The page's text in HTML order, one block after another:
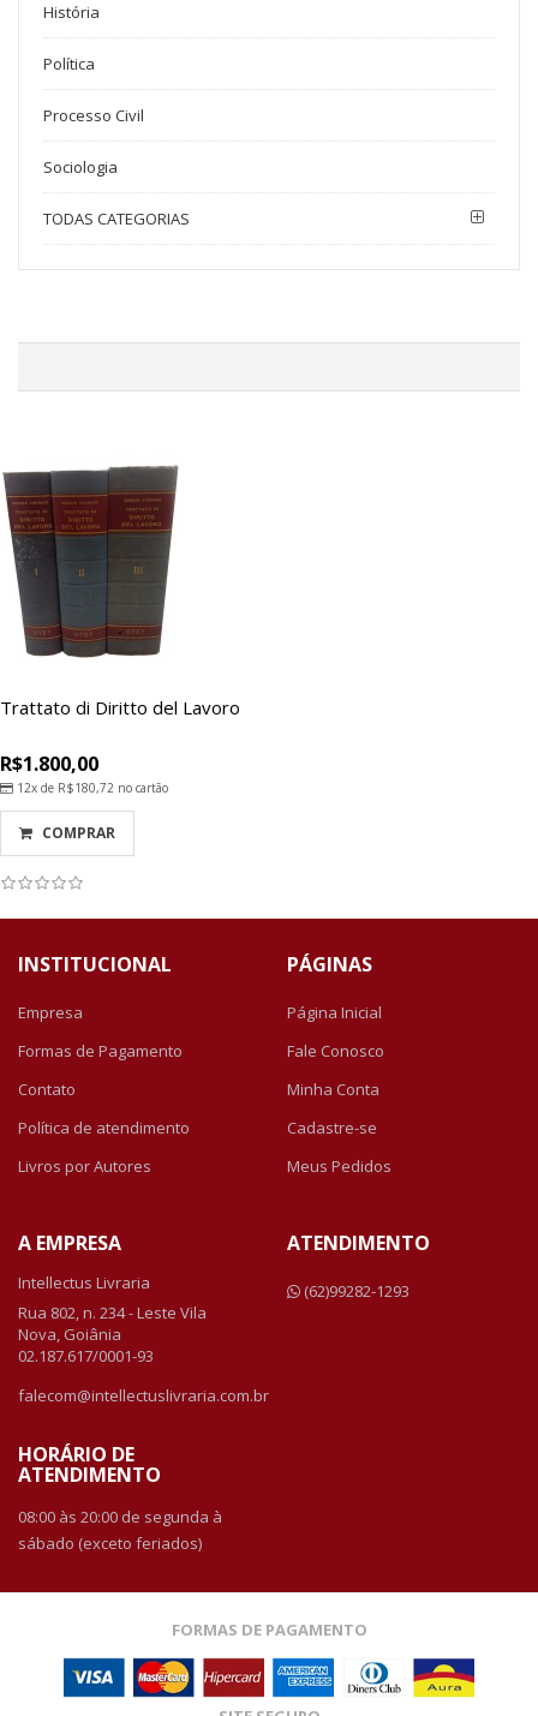
História
Política
Processo Civil
Sociologia
TODAS CATEGORIAS
Trattato di Diritto del Lavoro
R$1.800,00
12x de R$180,72 no cartão
COMPRAR
INSTITUCIONAL
Empresa
Formas de Pagamento
Contato
Política de atendimento
Livros por Autores
PÁGINAS
Página Inicial
Fale Conosco
Minha Conta
Cadastre-se
Meus Pedidos
A EMPRESA
Intellectus Livraria
Rua 802, n. 234 - Leste Vila
Nova, Goiânia
02.187.617/0001-93
falecom@intellectuslivraria.com.br
HORÁRIO DE
ATENDIMENTO
08:00 às 20:00 de segunda à
sábado (exceto feriados)
ATENDIMENTO
(62)99282-1293
FORMAS DE PAGAMENTO